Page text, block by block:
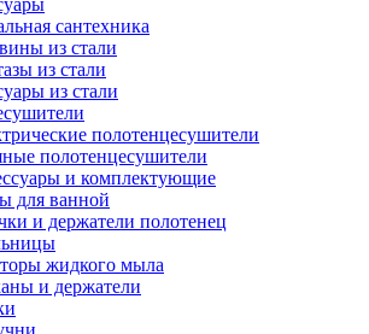
сантехника
из стали
из стали
из стали
полотенцесушители
полотенцесушители
и комплектующие
для ванной
и держатели полотенец
жидкого мыла
и держатели